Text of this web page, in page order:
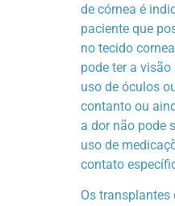
de córnea é
paciente que
no tecido
pode ter a
uso de óculos
contanto ou
a dor não pode
uso de
contato
Os transplantes